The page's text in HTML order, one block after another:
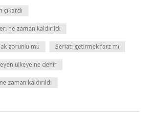
ne zaman kaldırıldı
zorunlu mu Şeriatı getirmek farz mı
ülkeye ne denir
zaman kaldırıldı